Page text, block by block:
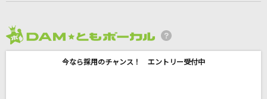
え?あぁ、そう。
蝶々P feat.初音ミク
今なら採用のチャンス！ エントリー受付中